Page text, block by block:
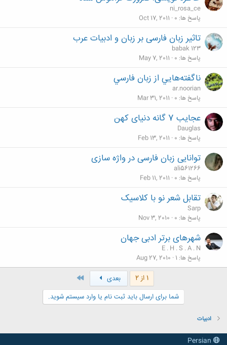
ni_rosa_ce
پاسخ ها 0
Oct 17, 2011
تاثیر زبان فارسی بر زبان و ادبیات عرب
babak 123
پاسخ ها 0
May 7, 2011
ناگفته‌هايي از زبان فارسي
ar.noorian
پاسخ ها 0
Mar 31, 2011
عجایب 7 گانه دنیای کهن
Dauglas
پاسخ ها 0
Feb 13, 2011
توانایی زبان فارسی در واژه سازی
ali561266
پاسخ ها 0
Feb 11, 2011
تقابل شعر نو با کلاسیک
Sarp
پاسخ ها 0
Nov 3, 2010
شهرهای برتر ادبی جهان
E . H . S . A . N
پاسخ ها 1
Aug 27, 2010
1 از 2 بعدی
شما برای ارسال باید ثبت نام یا وارد سیستم شوید.
ادبیات